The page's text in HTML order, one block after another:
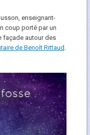
enseignant-
coup porté par un
façade autour des
de Benoît Rittaud